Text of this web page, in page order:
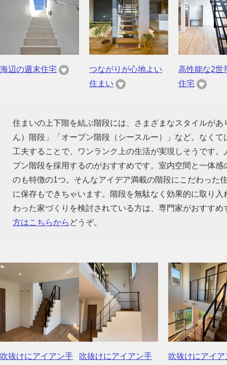
海辺の週末住宅
つながりが心地よい
住まい
高性能な2世
住宅
住まいの上下階を結ぶ階段には、さまざまなスタイルが
ん）階段」「オープン階段（シースルー）」など。なく
工夫することで、ワンランク上の生活が実現しそうです
プン階段を採用するのがおすすめです。室内空間と一体
のも特徴の1つ。そんなアイデア満載の階段にこだわった
に保存もできちゃいます。階段を無駄なく効果的に取り
わった家づくりを検討されている方は、専門家がおすす
方はこちらから どうぞ。
吹抜けにアイアン手
吹抜けにアイアン手
吹抜けにアイア